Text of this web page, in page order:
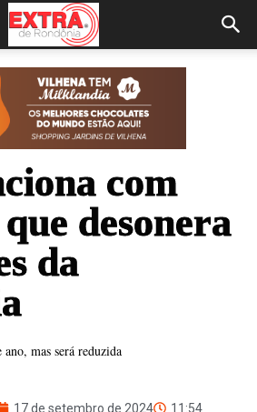
com
desonera
da
mas será reduzida
17 de setembro de 2024 11:54